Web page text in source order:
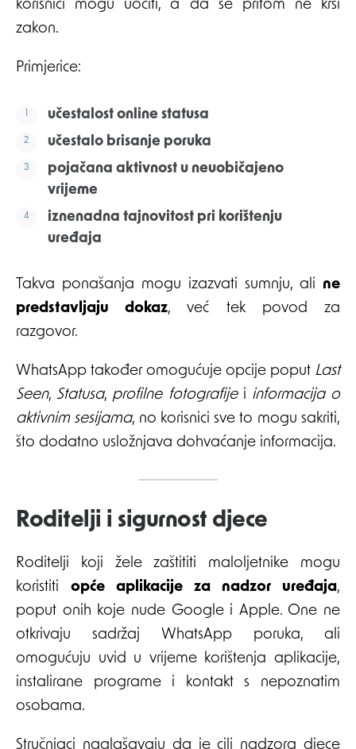
korisnici mogu uočiti, a da se pritom ne krši
zakon.
Primjerice:
učestalost online statusa
učestalo brisanje poruka
pojačana aktivnost u neuobičajeno
vrijeme
iznenadna tajnovitost pri korištenju
uređaja
Takva ponašanja mogu izazvati sumnju, ali ne
predstavljaju dokaz, već tek povod za
razgovor.
WhatsApp također omogućuje opcije poput Last
Seen, Statusa, profilne fotografijei informacija o
aktivnim sesijama, no korisnici sve to mogu sakriti,
što dodatno usložnjava dohvaćanje informacija.
Roditelji i sigurnost djece
Roditelji koji žele zaštititi maloljetnike mogu
koristiti opće aplikacije za nadzor uređaja,
poput onih koje nude Google i Apple. One ne
otkrivaju sadržaj WhatsApp poruka, ali
omogućuju uvid u vrijeme korištenja aplikacije,
instalirane programe i kontakt s nepoznatim
osobama.
Stručnjaci naglašavaju da je cilj nadzora djece